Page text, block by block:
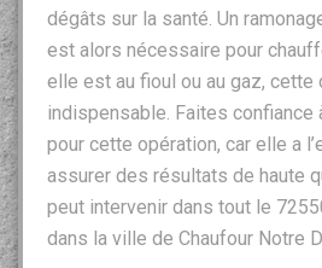
dégâts sur la santé. Un
est alors nécessaire pour
elle est au fioul ou au gaz, cette
indispensable. Faites confiance
pour cette opération, car elle a
assurer des résultats de haute
peut intervenir dans tout le
dans la ville de Chaufour Notre